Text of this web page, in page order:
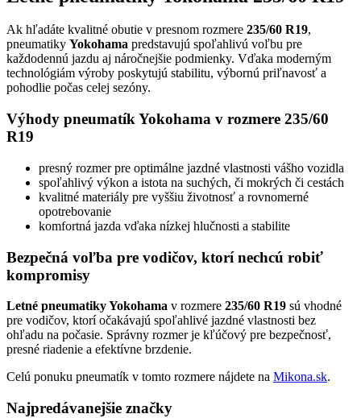
Ak hľadáte kvalitné obutie v presnom rozmere 235/60 R19,
pneumatiky Yokohama predstavujú spoľahlivú voľbu pre
každodennú jazdu aj náročnejšie podmienky. Vďaka moderným
technológiám výroby poskytujú stabilitu, výbornú priľnavosť a
pohodlie počas celej sezóny.
Výhody pneumatík Yokohama v rozmere 235/60
R19
presný rozmer pre optimálne jazdné vlastnosti vášho vozidla
spoľahlivý výkon a istota na suchých, či mokrých či cestách
kvalitné materiály pre vyššiu životnosť a rovnomerné
opotrebovanie
komfortná jazda vďaka nízkej hlučnosti a stabilite
Bezpečná voľba pre vodičov, ktorí nechcú robiť
kompromisy
Letné pneumatiky Yokohama v rozmere 235/60 R19 sú vhodné
pre vodičov, ktorí očakávajú spoľahlivé jazdné vlastnosti bez
ohľadu na počasie. Správny rozmer je kľúčový pre bezpečnosť,
presné riadenie a efektívne brzdenie.
Celú ponuku pneumatík v tomto rozmere nájdete na Mikona.sk.
Najpredávanejšie značky